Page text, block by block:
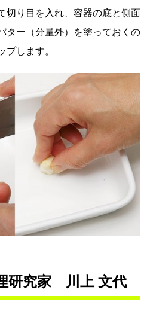
切り目を入れ、容器の底と側面
ター（分量外）を塗っておくの
します。
研究家 川上 文代